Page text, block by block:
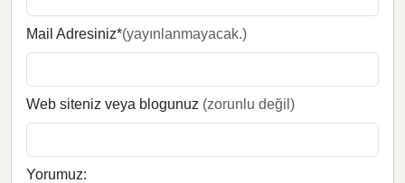
Mail Adresiniz*(yayınlanmayacak.)
Web siteniz veya blogunuz (zorunlu değil)
Yorumuz: